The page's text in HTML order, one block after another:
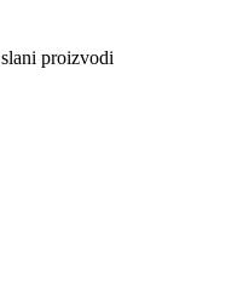
proizvodi